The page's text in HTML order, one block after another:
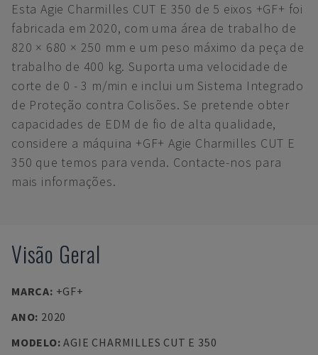
Esta Agie Charmilles CUT E 350 de 5 eixos +GF+ foi
fabricada em 2020, com uma área de trabalho de
820 × 680 × 250 mm e um peso máximo da peça de
trabalho de 400 kg. Suporta uma velocidade de
corte de 0 - 3 m/min e inclui um Sistema Integrado
de Proteção contra Colisões. Se pretende obter
capacidades de EDM de fio de alta qualidade,
considere a máquina +GF+ Agie Charmilles CUT E
350 que temos para venda. Contacte-nos para
mais informações.
Visão Geral
MARCA: +GF+
ANO: 2020
MODELO:AGIE CHARMILLES CUT E 350